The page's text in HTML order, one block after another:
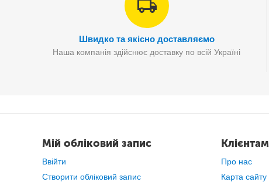
Швидко та якісно доставляємо
Наша компанія здійснює доставку по всій Україні
Мій обліковий запис
Ввійти
Створити обліковий запис
Клієнтам
Про нас
Карта сайту